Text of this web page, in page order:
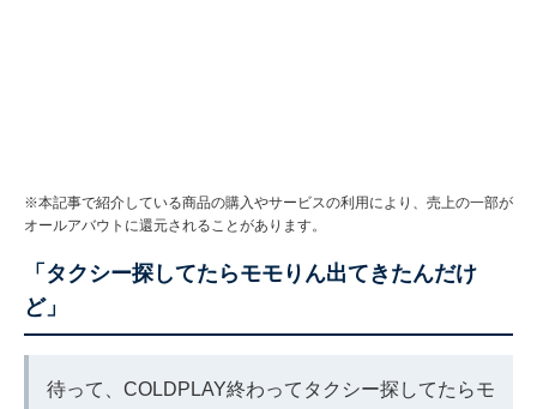
※本記事で紹介している商品の購入やサービスの利用により、売上の一部が
オールアバウトに還元されることがあります。
「タクシー探してたらモモりん出てきたんだけ
ど」
待って、COLDPLAY終わってタクシー探してたらモ